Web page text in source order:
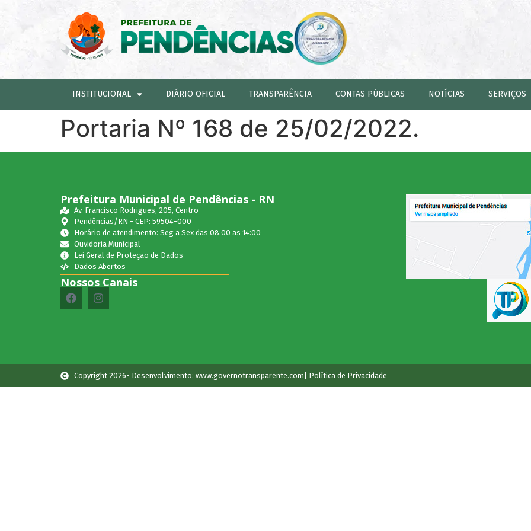
INSTITUCIONAL DIÁRIO OFICIAL TRANSPARÊNCIA CONTAS PÚBLICAS NOTÍCIAS SERVIÇOS
Portaria Nº 168 de 25/02/2022.
Prefeitura Municipal de Pendências - RN
Av. Francisco Rodrigues, 205, Centro
Pendências/RN - CEP: 59504-000
Horário de atendimento: Seg a Sex das 08:00 as 14:00
Ouvidoria Municipal
Lei Geral de Proteção de Dados
Dados Abertos
Nossos Canais
Copyright 2026- Desenvolvimento: www.governotransparente.com | Política de Privacidade